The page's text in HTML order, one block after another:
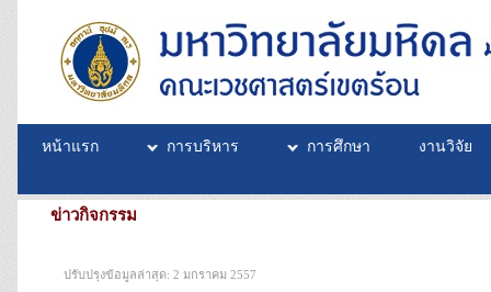
หน้าแรก การบริหาร การศึกษา งานวิจัย
ข่าวกิจกรรม
ปรับปรุงข้อมูลล่าสุด: 2 มกราคม 2557